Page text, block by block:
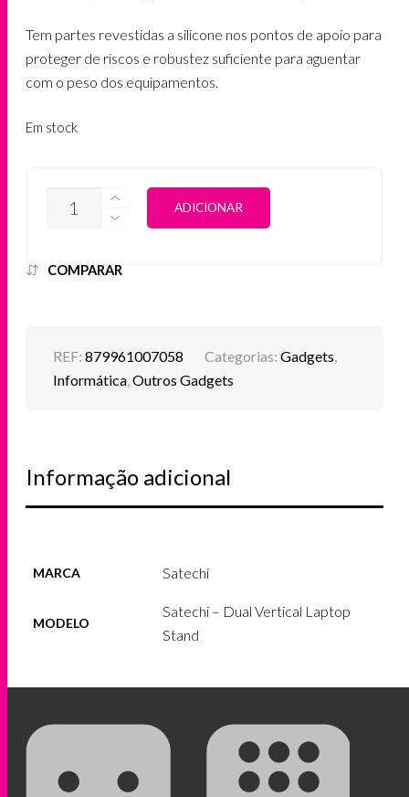
Tem partes revestidas a silicone nos pontos de apoio para
proteger de riscos e robustez suficiente para aguentar
com o peso dos equipamentos.
Em stock
QUANTIDADE
VERTICAL
ADICIONAR
COMPARAR
REF:879961007058 Categorias:Gadgets
Informática ,Outros Gadgets
Informação adicional
MARCA Satechi
MODELO
Satechi – Dual Vertical Laptop
Stand